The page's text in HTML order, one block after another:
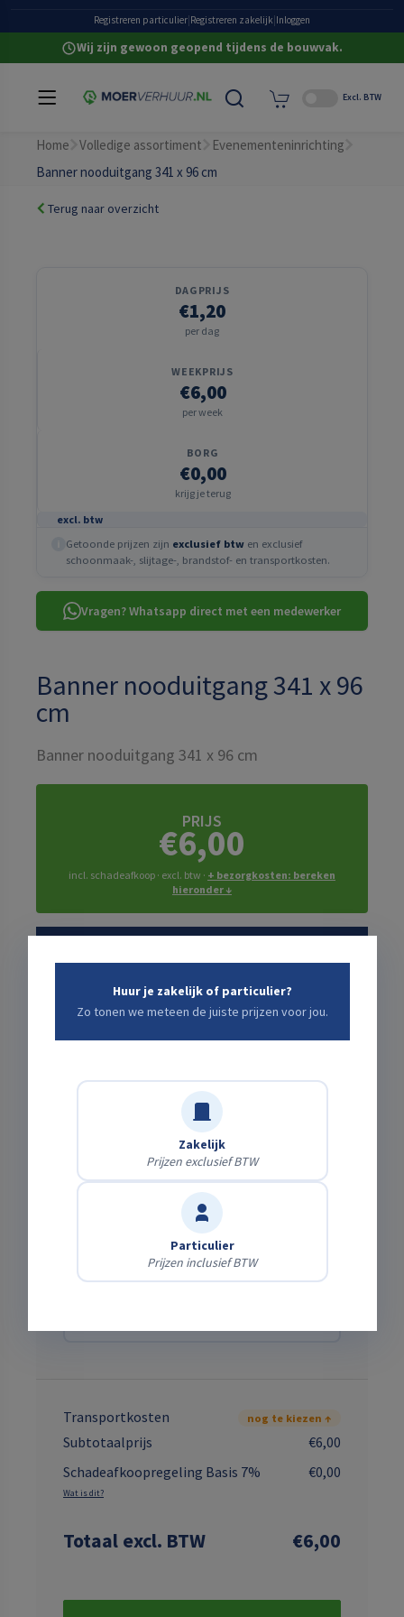
Grote eigen voorraadRegistreren particulier Registreren zakelijk Inloggen
Wij zijn gewoon geopend tijdens de bouwvak.
Excl. BTW
Home Volledige assortiment
Evenementeninrichting
Banner nooduitgang 341 x 96 cm
Terug naar overzicht
DAGPRIJS
€1,20
per dag
WEEKPRIJS
€6,00
per week
BORG
€0,00
krijg je terug
excl. btw
Getoonde prijzen zijn exclusief btw en exclusief
schoonmaak-, slijtage-, brandstof- en transportkosten.
Vragen? Whatsapp direct met een medewerker
Banner nooduitgang 341 x 96
cm
Banner nooduitgang 341 x 96 cm
PRIJS
€6,00
incl. schadeafkoop · excl. btw · + bezorgkosten: bereken
hieronder ↓
Bezorging of zelf ophalen?
Haal het af op onze locatie.
Transportkosten nog te kiezen ↑
Subtotaalprijs
€6,00
Schadeafkoopregeling Basis 7%
€0,00
Wat is dit?
Totaal excl. BTW €6,00
Huur je zakelijk of particulier?
Zo tonen we meteen de juiste prijzen voor jou.
Zakelijk
Prijzen exclusief BTW
Particulier
Prijzen inclusief BTW